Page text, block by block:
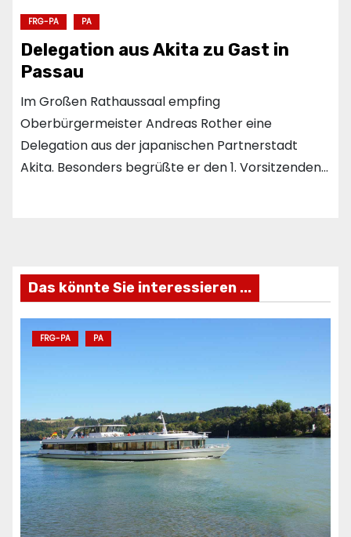
FRG-PA PA
Delegation aus Akita zu Gast in
Passau
Im Großen Rathaussaal empfing
Oberbürgermeister Andreas Rother eine
Delegation aus der japanischen Partnerstadt
Akita. Besonders begrüßte er den 1. Vorsitzenden…
Das könnte Sie interessieren ...
FRG-PA PA